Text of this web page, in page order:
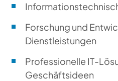
Forschung und
Dienstleistungen
Professionelle IT-
Geschäftsideen